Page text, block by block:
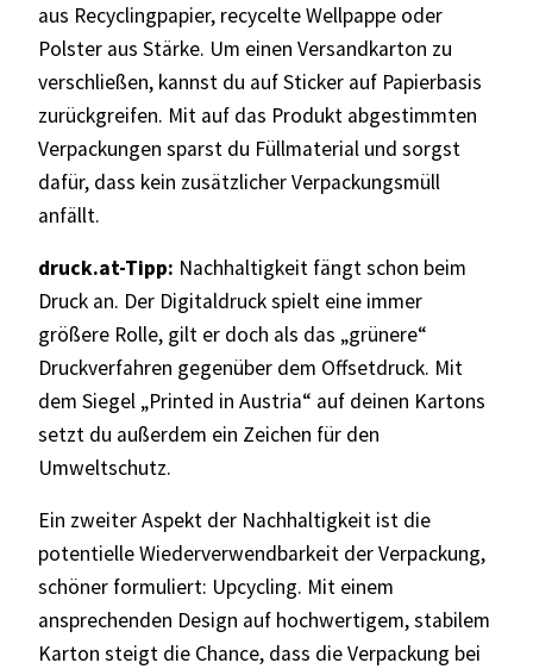
aus Recyclingpapier, recycelte Wellpappe oder
Polster aus Stärke. Um einen Versandkarton zu
verschließen, kannst du auf Sticker auf Papierbasis
zurückgreifen. Mit auf das Produkt abgestimmten
Verpackungen sparst du Füllmaterial und sorgst
dafür, dass kein zusätzlicher Verpackungsmüll
anfällt.
druck.at-Tipp: Nachhaltigkeit fängt schon beim
Druck an. Der Digitaldruck spielt eine immer
größere Rolle, gilt er doch als das „grünere“
Druckverfahren gegenüber dem Offsetdruck. Mit
dem Siegel „Printed in Austria“ auf deinen Kartons
setzt du außerdem ein Zeichen für den
Umweltschutz.
Ein zweiter Aspekt der Nachhaltigkeit ist die
potentielle Wiederverwendbarkeit der Verpackung,
schöner formuliert: Upcycling. Mit einem
ansprechenden Design auf hochwertigem, stabilem
Karton steigt die Chance, dass die Verpackung bei